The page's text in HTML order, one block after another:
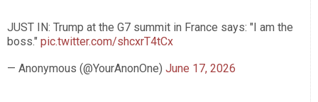
JUST IN: Trump at the G7 summit in France says: "I am the
boss." pic.twitter.com/shcxrT4tCx
— Anonymous (@YourAnonOne) June 17, 2026